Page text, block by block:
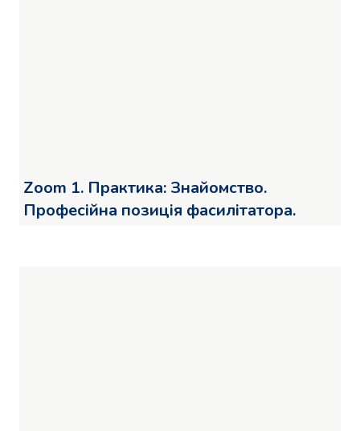
Zoom 1. Практика: Знайомство.
Професійна позиція фасилітатора.